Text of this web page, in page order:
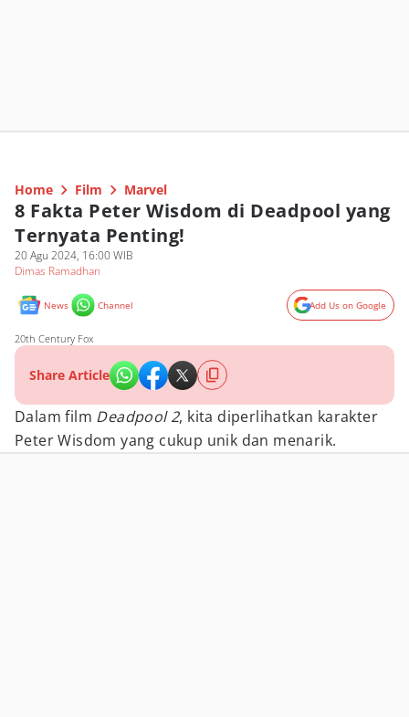
Home Film Marvel
8 Fakta Peter Wisdom di Deadpool yang
Ternyata Penting!
20 Agu 2024, 16:00 WIB
Dimas Ramadhan
News Channel Add Us on Google
20th Century Fox
Share Article
Dalam film Deadpool 2, kita diperlihatkan karakter
Peter Wisdom yang cukup unik dan menarik.